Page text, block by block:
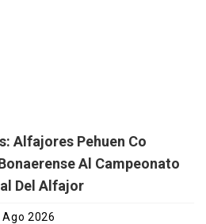
Alfajores Pehuen Co
Al Campeonato
Del Alfajor
Ago 2026